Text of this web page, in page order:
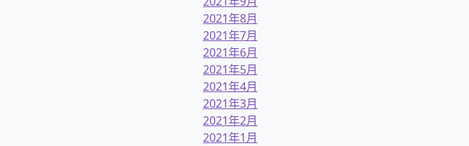
2021年8月
2021年7月
2021年6月
2021年5月
2021年4月
2021年3月
2021年2月
2021年1月